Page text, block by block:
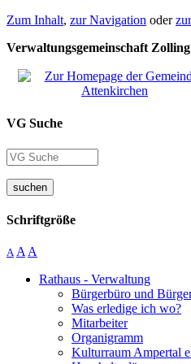
Zum Inhalt, zur Navigation oder
Verwaltungsgemeinschaft Zolling
VG Suche
suchen
Schriftgröße
A A A
Rathaus - Verwaltung
Bürgerbüro und
Was erledige ich wo?
Mitarbeiter
Organigramm
Kulturraum Ampertal